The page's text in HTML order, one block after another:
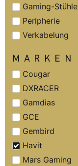
Gaming-Stühle
Peripherie
Verkabelung
MARKEN
Cougar
DXRACER
Gamdias
GCE
Gembird
Havit
Mars Gaming